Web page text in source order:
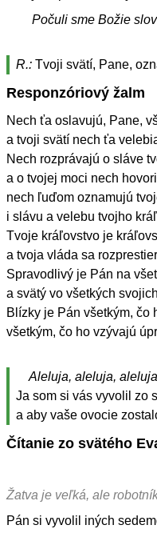
Počuli sme Božie
R.: Tvoji svätí, Pane,
Responzóriový žalm
Nech ťa oslavujú, Pane,
a tvoji svätí nech ťa
Nech rozprávajú o sláve
a o tvojej moci nech
nech ľuďom oznamujú
i slávu a velebu tvojho
Tvoje kráľovstvo je
a tvoja vláda sa
Spravodlivý je Pán na
a svätý vo všetkých
Blízky je Pán všetkým, čo
všetkým, čo ho vzývajú
Aleluja, aleluja,
Ja som si vás vyvolil zo
a aby vaše ovocie
Čítanie zo svätého
Žatva je veľká, ale
Pán si vyvolil iných